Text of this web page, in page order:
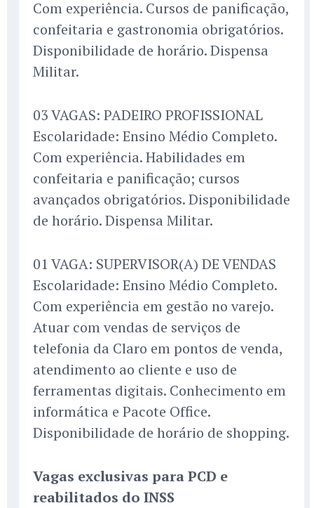
Com experiência. Cursos de panificação,
confeitaria e gastronomia obrigatórios.
Disponibilidade de horário. Dispensa
Militar.
03 VAGAS: PADEIRO PROFISSIONAL
Escolaridade: Ensino Médio Completo.
Com experiência. Habilidades em
confeitaria e panificação; cursos
avançados obrigatórios. Disponibilidade
de horário. Dispensa Militar.
01 VAGA: SUPERVISOR(A) DE VENDAS
Escolaridade: Ensino Médio Completo.
Com experiência em gestão no varejo.
Atuar com vendas de serviços de
telefonia da Claro em pontos de venda,
atendimento ao cliente e uso de
ferramentas digitais. Conhecimento em
informática e Pacote Office.
Disponibilidade de horário de shopping.
Vagas exclusivas para PCD e
reabilitados do INSS